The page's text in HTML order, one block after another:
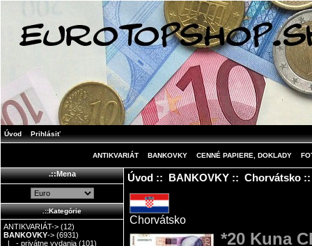
Úvod Prihlásiť
ANTIKVARIÁT BANKOVKY CENNÉ PAPIERE, DOKLADY
.::Mena
.::Kategórie
ANTIKVARIÁT-> (12)
BANKOVKY-> (6931)
|_ - privátne vydania (101)
Úvod:: BANKOVKY:: Chorvátsko::
Chorvátsko
*20 Kuna